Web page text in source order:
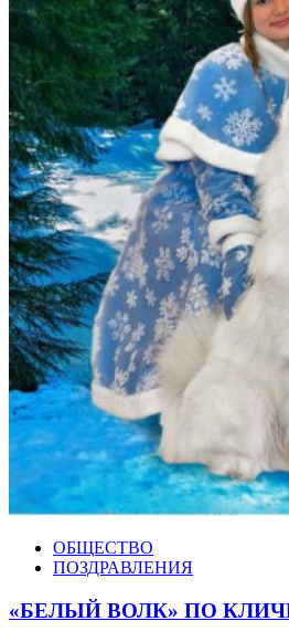
ОБЩЕСТВО
ПОЗДРАВЛЕНИЯ
«БЕЛЫЙ ВОЛК» ПО